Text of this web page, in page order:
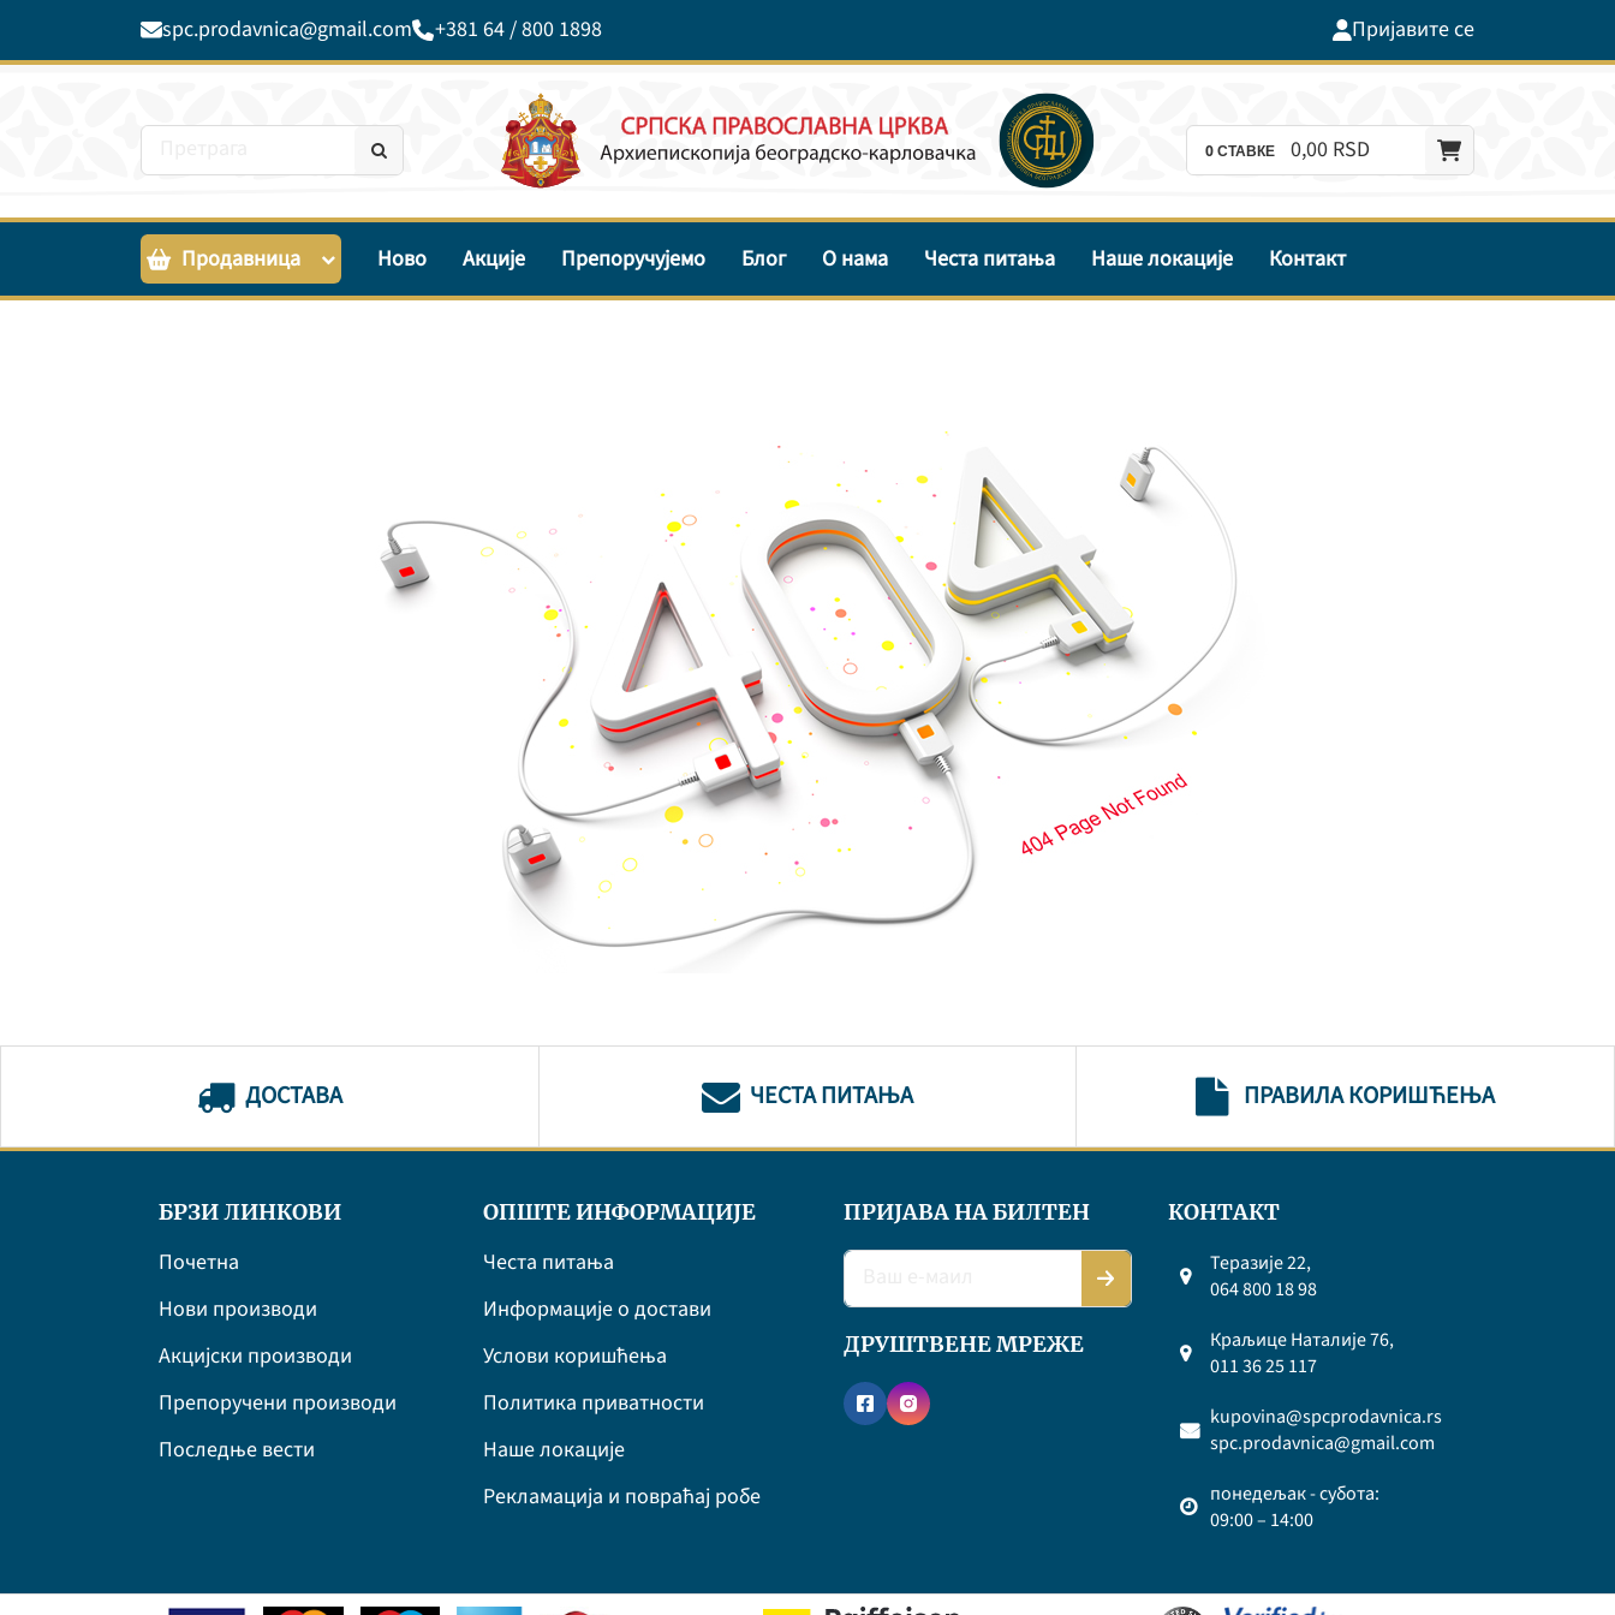
spc.prodavnica@gmail.com +381 64 / 800 1898 Пријавите се
0СТАВКЕ 0,00 RSD
Продавница Ново Акције Препоручујемо Блог О нама Честа питања Наше локације Контакт
ДОСТАВА ЧЕСТА ПИТАЊА ПРАВИЛА КОРИШЋЕЊА
БРЗИ ЛИНКОВИ
Почетна
Нови производи
Акцијски производи
Препоручени производи
Последње вести
ОПШТЕ ИНФОРМАЦИЈЕ
Честа питања
Информације о достави
Услови коришћења
Политика приватности
Наше локације
Рекламација и повраћај робе
ПРИЈАВА НА БИЛТЕН
ДРУШТВЕНЕ МРЕЖЕ
КОНТАКТ
Теразије 22,
064 800 18 98
Краљице Наталије 76,
011 36 25 117
kupovina@spcprodavnica.rs
spc.prodavnica@gmail.com
понедељак - субота:
09:00 – 14:00